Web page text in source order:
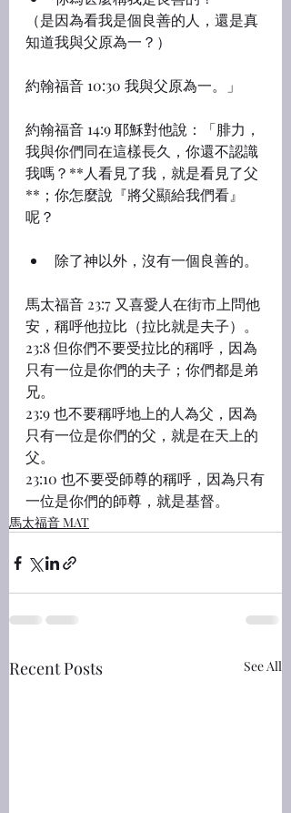
（是因為看我是個良善的人，還是真
知道我與父原為一？）
約翰福音 10:30 我與父原為一。」
約翰福音 14:9 耶穌對他說：「腓力，
我與你們同在這樣長久，你還不認識
我嗎？**人看見了我，就是看見了父
**；你怎麼說『將父顯給我們看』
呢？
除了神以外，沒有一個良善的。
馬太福音 23:7 又喜愛人在街市上問他
安，稱呼他拉比（拉比就是夫子）。
23:8 但你們不要受拉比的稱呼，因為
只有一位是你們的夫子；你們都是弟
兄。
23:9 也不要稱呼地上的人為父，因為
只有一位是你們的父，就是在天上的
父。
23:10 也不要受師尊的稱呼，因為只有
一位是你們的師尊，就是基督。
馬太福音 MAT
Recent Posts See All